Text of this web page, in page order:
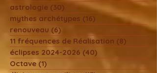
chroniques d'Alcantara (17)17 posts
astrologie (30)30 posts
mythes archétypes (16)16 posts
renouveau (6)6 posts
11 fréquences de Réalisation (8)8 posts
éclipses 2024-2026 (40)40 posts